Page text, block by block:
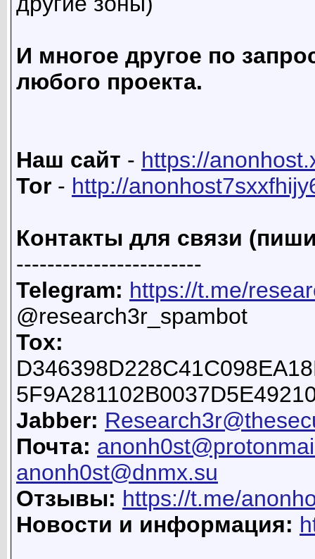
И многое другое по
любого проекта.
Наш сайт - https://
Tor - http://
Контакты для связи
------------------------
Telegram: https://t.me/
@research3r_spambot
Tox:
Jabber:
Почта:
anonh0st@dnmx.su
Отзывы: https://t.me/
Новости и информация: